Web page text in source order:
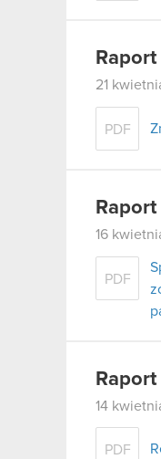
21
PDF
16
PDF
14
PDF